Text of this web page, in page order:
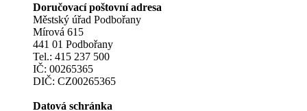
Doručovací poštovní adresa
Městský úřad Podbořany
Mírová 615
441 01 Podbořany
Tel.: 415 237 500
IČ: 00265365
DIČ: CZ00265365
Datová schránka